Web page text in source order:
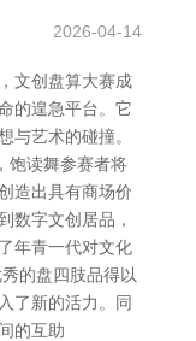
2026-04-14
文创盘算大赛成
的遑急平台。它
与艺术的碰撞。
饱读舞参赛者将
造出具有商场价
数字文创居品，
年青一代对文化
的盘四肢品得以
了新的活力。同
的互助